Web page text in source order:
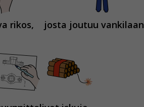
rikos, josta joutuu